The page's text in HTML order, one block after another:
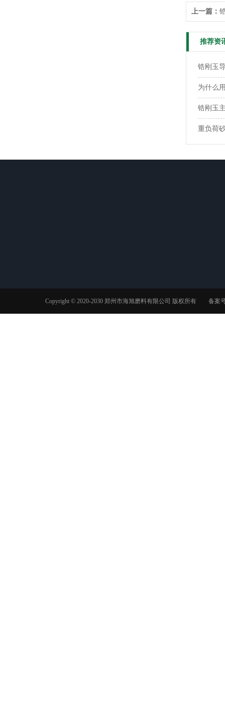
上一篇：
推荐资
锆刚玉
为什么
锆刚玉
重负荷
Copyright © 2020-2030 郑州市海旭磨料有限公司 版权所有 备案